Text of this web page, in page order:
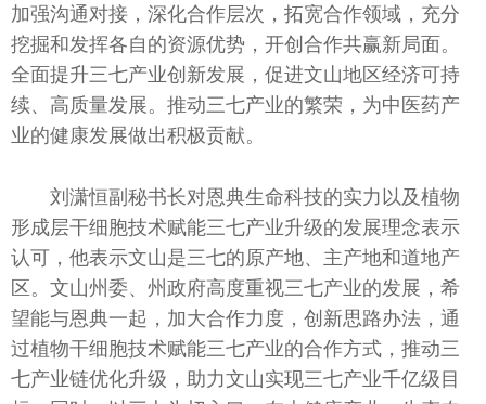
加强沟通对接，深化合作层次，拓宽合作领域，充分
挖掘和发挥各自的资源优势，开创合作共赢新局面。
全面提升三七产业创新发展，促进文山地区经济可持
续、高质量发展。推动三七产业的繁荣，为中医药产
业的健康发展做出积极贡献。
刘潇恒副秘书长对恩典生命科技的实力以及植物
形成层干细胞技术赋能三七产业升级的发展理念表示
认可，他表示文山是三七的原产地、主产地和道地产
区。文山州委、州政府高度重视三七产业的发展，希
望能与恩典一起，加大合作力度，创新思路办法，通
过植物干细胞技术赋能三七产业的合作方式，推动三
七产业链优化升级，助力文山实现三七产业千亿级目